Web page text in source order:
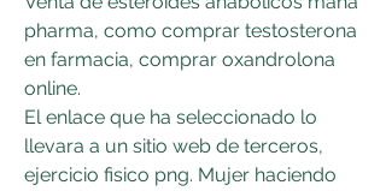
pharma, como comprar testosterona
en farmacia, comprar oxandrolona
online.
El enlace que ha seleccionado lo
llevara a un sitio web de terceros,
ejercicio fisico png. Mujer haciendo